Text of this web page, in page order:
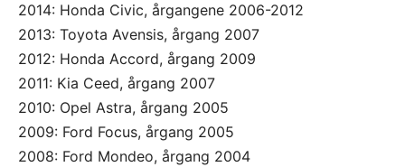
2014: Honda Civic, årgangene 2006-2012
2013: Toyota Avensis, årgang 2007
2012: Honda Accord, årgang 2009
2011: Kia Ceed, årgang 2007
2010: Opel Astra, årgang 2005
2009: Ford Focus, årgang 2005
2008: Ford Mondeo, årgang 2004